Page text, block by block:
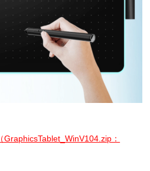
（GraphicsTablet_WinV104.zip：